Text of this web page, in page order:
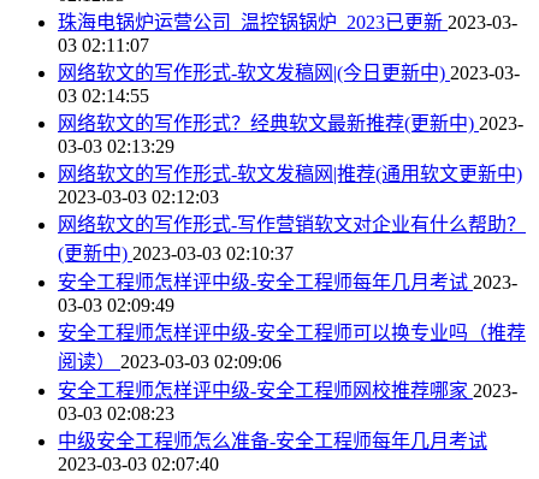
珠海电锅炉运营公司_温控锅锅炉_2023已更新 2023-03-
03 02:11:07
网络软文的写作形式-软文发稿网|(今日更新中) 2023-03-
03 02:14:55
网络软文的写作形式？经典软文最新推荐(更新中) 2023-
03-03 02:13:29
网络软文的写作形式-软文发稿网|推荐(通用软文更新中)
2023-03-03 02:12:03
网络软文的写作形式-写作营销软文对企业有什么帮助？
(更新中) 2023-03-03 02:10:37
安全工程师怎样评中级-安全工程师每年几月考试 2023-
03-03 02:09:49
安全工程师怎样评中级-安全工程师可以换专业吗（推荐
阅读） 2023-03-03 02:09:06
安全工程师怎样评中级-安全工程师网校推荐哪家 2023-
03-03 02:08:23
中级安全工程师怎么准备-安全工程师每年几月考试
2023-03-03 02:07:40